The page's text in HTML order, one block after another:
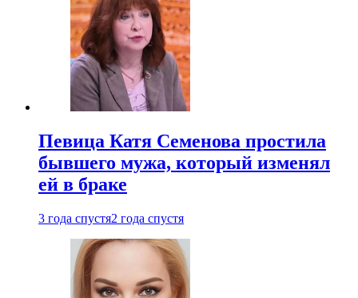
Певица Катя Семенова простила
бывшего мужа, который изменял
ей в браке
3 года спустя2 года спустя